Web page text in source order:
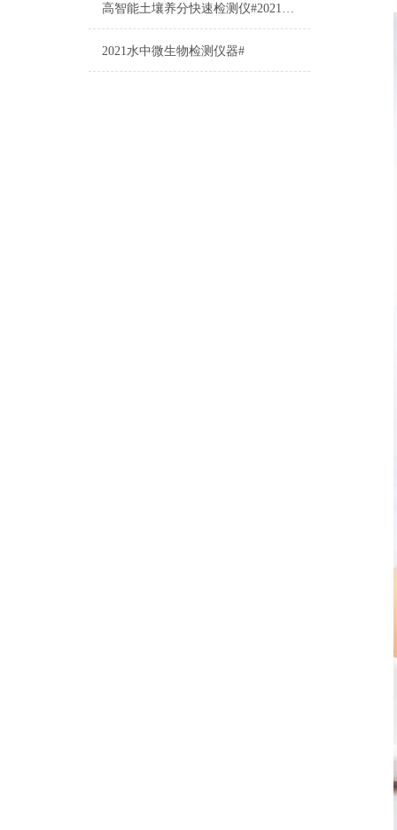
高智能土壤养分快速检测仪#2021【土壤养分检测专用仪器仪表】
2021水中微生物检测仪器#